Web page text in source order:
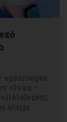
olyan –
alapja